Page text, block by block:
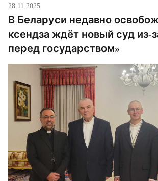
28.11.2025
В Беларуси недавно
ксендза ждёт новый суд из-
перед государством»